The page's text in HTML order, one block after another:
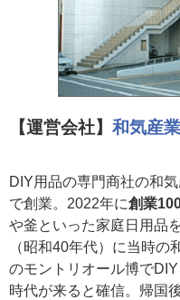
【運営会社】 和気産
DIY用品の専門商社の和
で創業。2022年に創業
や釜といった家庭日用品
（昭和40年代）に当時
のモントリオール博で
時代が来ると確信。帰国